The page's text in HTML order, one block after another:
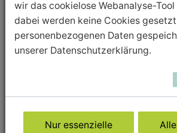
(z. B. Approbationsanträge von
bestimmten Land). Vor diesem
verschiedene datenschutzrechtliche
als „Diplom“ zu erkennen,
wir das cookielose Webanalyse-
dabei werden keine Cookies
personenbezogenen Daten
unserer Datenschutzerklärung.
Nur essenzielle